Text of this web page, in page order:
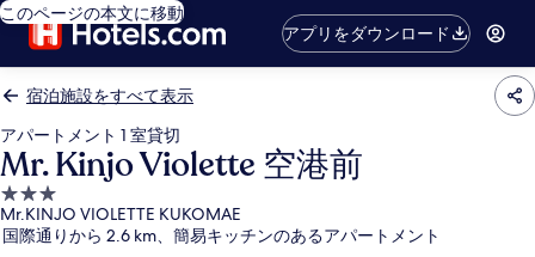
このページの本文に移動
アプリをダウンロード
宿泊施設をすべて表示
アパートメント 1 室貸切
Mr. Kinjo Violette 空港前
3.0
つ
星
Mr.KINJO VIOLETTE KUKOMAE
国際通りから 2.6 km、簡易キッチンのあるアパートメント